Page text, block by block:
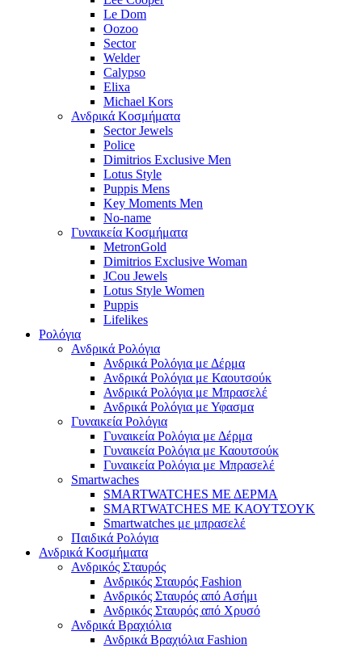
Le Dom
Oozoo
Sector
Welder
Calypso
Elixa
Michael Kors
Ανδρικά Κοσμήματα
Sector Jewels
Police
Dimitrios Exclusive Men
Lotus Style
Puppis Mens
Key Moments Men
No-name
Γυναικεία Κοσμήματα
MetronGold
Dimitrios Exclusive Woman
JCou Jewels
Lotus Style Women
Puppis
Lifelikes
Ρολόγια
Ανδρικά Ρολόγια
Ανδρικά Ρολόγια με Δέρμα
Ανδρικά Ρολόγια με Καουτσούκ
Ανδρικά Ρολόγια με Μπρασελέ
Ανδρικά Ρολόγια με Υφασμα
Γυναικεία Ρολόγια
Γυναικεία Ρολόγια με Δέρμα
Γυναικεία Ρολόγια με Καουτσούκ
Γυναικεία Ρολόγια με Μπρασελέ
Smartwaches
SMARTWATCHES ΜΕ ΔΕΡΜΑ
SMARTWATCHES ΜΕ ΚΑΟΥΤΣΟΥΚ
Smartwatches με μπρασελέ
Παιδικά Ρολόγια
Ανδρικά Κοσμήματα
Ανδρικός Σταυρός
Ανδρικός Σταυρός Fashion
Ανδρικός Σταυρός από Ασήμι
Ανδρικός Σταυρός από Χρυσό
Ανδρικά Βραχιόλια
Ανδρικά Βραχιόλια Fashion